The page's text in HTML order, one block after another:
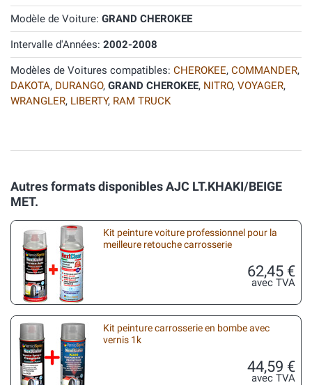
Modèle de Voiture: GRAND CHEROKEE
Intervalle d'Années: 2002-2008
Modèles de Voitures compatibles: CHEROKEE, COMMANDER,
DAKOTA, DURANGO, GRAND CHEROKEE, NITRO, VOYAGER,
WRANGLER, LIBERTY, RAM TRUCK
Autres formats disponibles AJC LT.KHAKI/BEIGE
MET.
Kit peinture voiture professionnel pour la
meilleure retouche carrosserie
62,45 €
avec TVA
Kit peinture carrosserie en bombe avec
vernis 1k
44,59 €
avec TVA